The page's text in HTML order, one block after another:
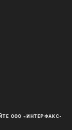
ООО «ИНТЕРФАКС-